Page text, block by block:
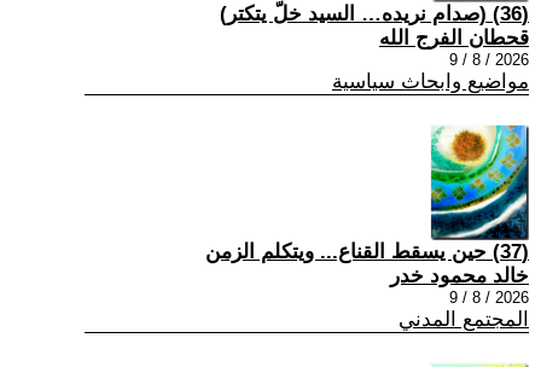
(36) (صدام نريده… السيد خلّ يتكتر)
قحطان الفرج الله
2026 / 8 / 9
مواضيع وابحاث سياسية
(37) حين يسقط القناع... ويتكلم الزمن
خالد محمود خدر
2026 / 8 / 9
المجتمع المدني